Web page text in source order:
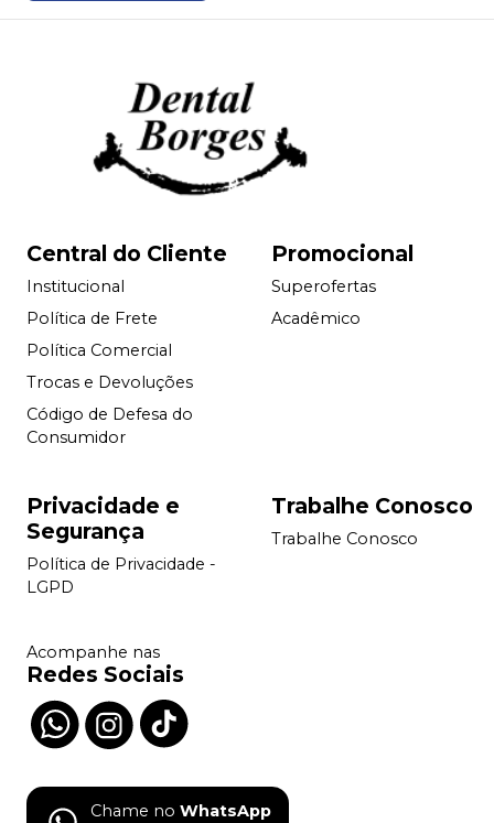
Central do Cliente
Institucional
Política de Frete
Política Comercial
Trocas e Devoluções
Código de Defesa do
Consumidor
Promocional
Superofertas
Acadêmico
Privacidade e
Segurança
Política de Privacidade -
LGPD
Trabalhe Conosco
Trabalhe Conosco
Acompanhe nas
Redes Sociais
Chame no WhatsApp